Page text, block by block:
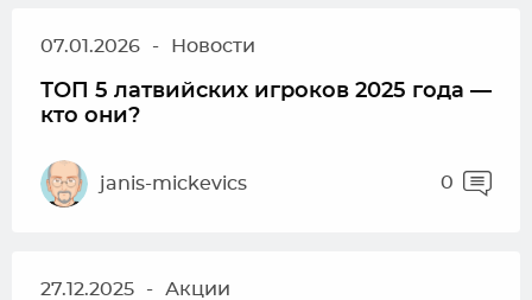
07.01.2026 - Новости
ТОП 5 латвийских игроков 2025 года —
кто они?
janis-mickevics 0
27.12.2025 - Акции